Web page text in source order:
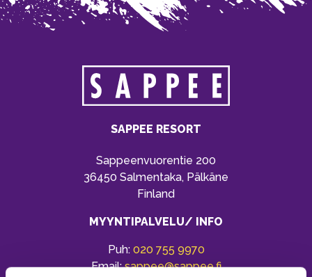
SAPPEE RESORT
Sappeenvuorentie 200
36450 Salmentaka, Pälkäne
Finland
MYYNTIPALVELU/ INFO
Puh: 020 755 9970
Email:sappee@sappee.fi